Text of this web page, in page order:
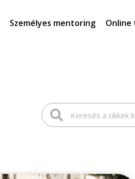
Személyes mentoring Online